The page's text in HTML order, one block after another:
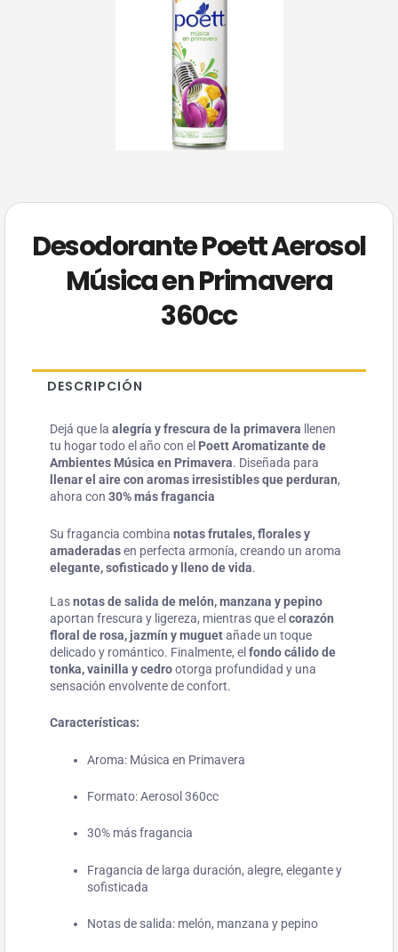
Desodorante Poett Aerosol
Música en Primavera
360cc
DESCRIPCIÓN
Dejá que la alegría y frescura de la primavera llenen
tu hogar todo el año con el Poett Aromatizante de
Ambientes Música en Primavera. Diseñada para
llenar el aire con aromas irresistibles que perduran,
ahora con 30% más fragancia
Su fragancia combina notas frutales, florales y
amaderadasen perfecta armonía, creando un aroma
elegante, sofisticado y lleno de vida.
Lasnotas de salida de melón, manzana y pepino
aportan frescura y ligereza, mientras que el corazón
floral de rosa, jazmín y muguetañade un toque
delicado y romántico. Finalmente, el fondo cálido de
tonka, vainilla y cedrootorga profundidad y una
sensación envolvente de confort.
Características:
Aroma: Música en Primavera
Formato: Aerosol 360cc
30% más fragancia
Fragancia de larga duración, alegre, elegante y
sofisticada
Notas de salida: melón, manzana y pepino